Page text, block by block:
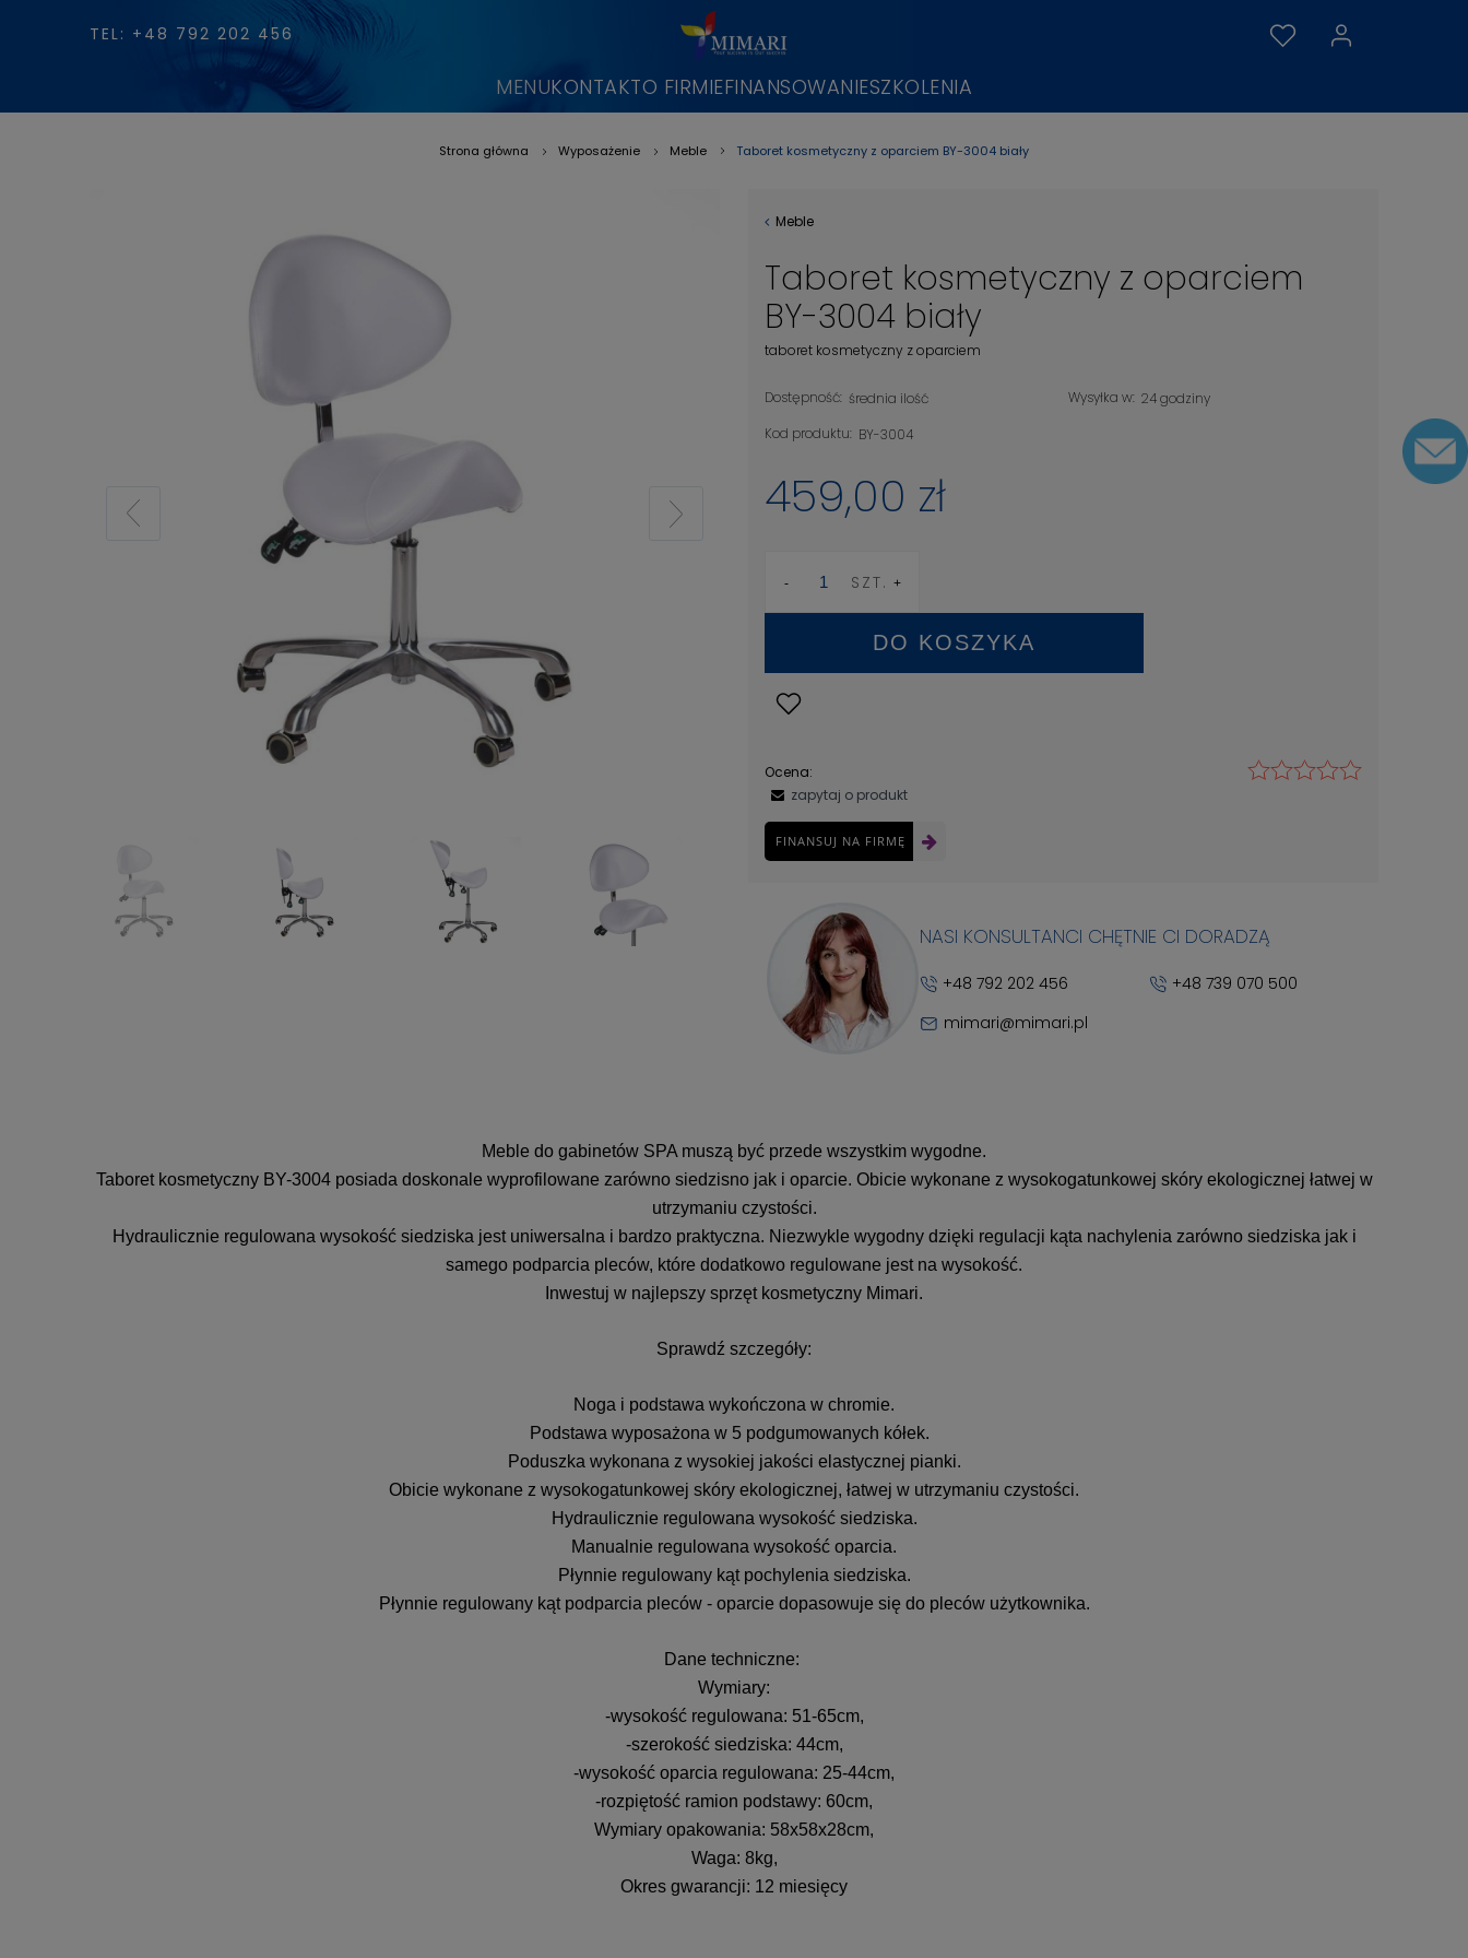
TEL: +48 792 202 456
MENUKONTAKTO FIRMIEFINANSOWANIESZKOLENIA
Strona główna Wyposażenie Meble Taboret kosmetyczny z oparciem BY-3004 biały
Meble
Taboret kosmetyczny z oparciem
BY-3004 biały
taboret kosmetyczny z oparciem
Dostępność: średnia ilość Wysyłka w: 24 godziny
Kod produktu: BY-3004
459,00 zł
SZT.
DO KOSZYKA
Ocena:
zapytaj o produkt
FINANSUJ NA FIRMĘ
NASI KONSULTANCI CHĘTNIE CI DORADZĄ
+48 792 202 456
+48 739 070 500
mimari@mimari.pl
Meble do gabinetów SPA muszą być przede wszystkim wygodne.
Taboret kosmetyczny BY-3004 posiada doskonale wyprofilowane zarówno siedzisno jak i oparcie. Obicie wykonane z wysokogatunkowej skóry ekologicznej łatwej w
utrzymaniu czystości.
Hydraulicznie regulowana wysokość siedziska jest uniwersalna i bardzo praktyczna. Niezwykle wygodny dzięki regulacji kąta nachylenia zarówno siedziska jak i
samego podparcia pleców, które dodatkowo regulowane jest na wysokość.
Inwestuj w najlepszy sprzęt kosmetyczny Mimari.
Sprawdź szczegóły:
Noga i podstawa wykończona w chromie.
Podstawa wyposażona w 5 podgumowanych kółek.
Poduszka wykonana z wysokiej jakości elastycznej pianki.
Obicie wykonane z wysokogatunkowej skóry ekologicznej, łatwej w utrzymaniu czystości.
Hydraulicznie regulowana wysokość siedziska.
Manualnie regulowana wysokość oparcia.
Płynnie regulowany kąt pochylenia siedziska.
Płynnie regulowany kąt podparcia pleców - oparcie dopasowuje się do pleców użytkownika.
Dane techniczne:
Wymiary:
-wysokość regulowana: 51-65cm,
-szerokość siedziska: 44cm,
-wysokość oparcia regulowana: 25-44cm,
-rozpiętość ramion podstawy: 60cm,
Wymiary opakowania: 58x58x28cm,
Waga: 8kg,
Okres gwarancji: 12 miesięcy